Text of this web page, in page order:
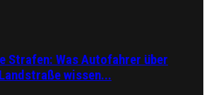
Strafen: Was Autofahrer über
wissen...